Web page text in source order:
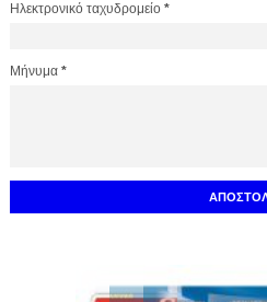
Ηλεκτρονικό ταχυδρομείο *
Μήνυμα *